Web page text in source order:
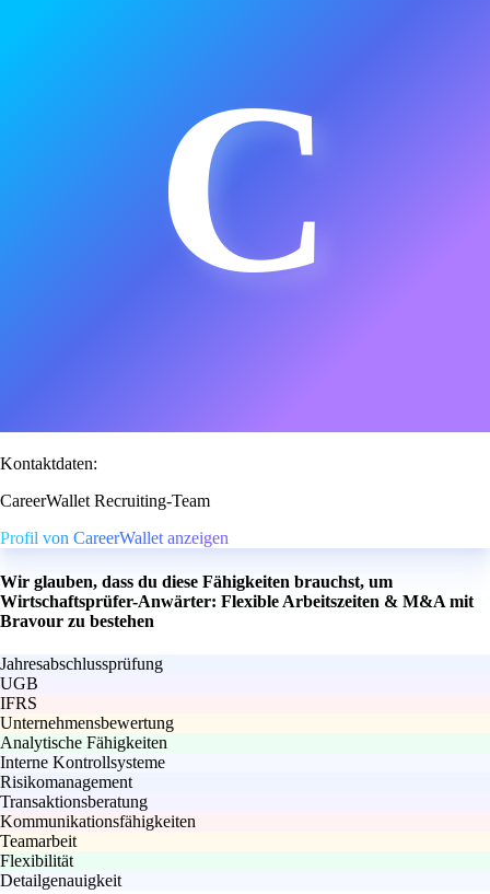
C
Kontaktdaten:
CareerWallet Recruiting-Team
Profil von CareerWallet anzeigen
Wir glauben, dass du diese Fähigkeiten brauchst, um
Wirtschaftsprüfer-Anwärter: Flexible Arbeitszeiten & M&A mit
Bravour zu bestehen
Jahresabschlussprüfung
UGB
IFRS
Unternehmensbewertung
Analytische Fähigkeiten
Interne Kontrollsysteme
Risikomanagement
Transaktionsberatung
Kommunikationsfähigkeiten
Teamarbeit
Flexibilität
Detailgenauigkeit